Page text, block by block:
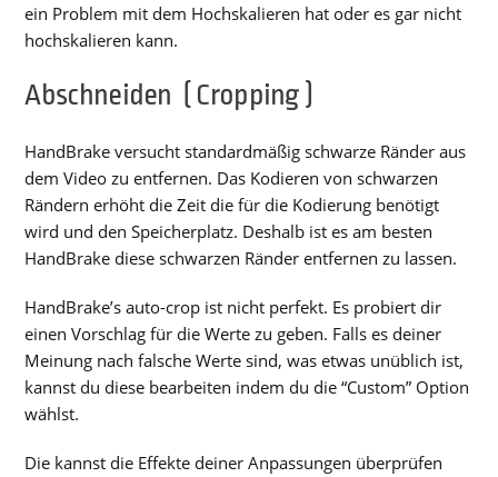
ein Problem mit dem Hochskalieren hat oder es gar nicht
hochskalieren kann.
Abschneiden (Cropping)
HandBrake versucht standardmäßig schwarze Ränder aus
dem Video zu entfernen. Das Kodieren von schwarzen
Rändern erhöht die Zeit die für die Kodierung benötigt
wird und den Speicherplatz. Deshalb ist es am besten
HandBrake diese schwarzen Ränder entfernen zu lassen.
HandBrake’s auto-crop ist nicht perfekt. Es probiert dir
einen Vorschlag für die Werte zu geben. Falls es deiner
Meinung nach falsche Werte sind, was etwas unüblich ist,
kannst du diese bearbeiten indem du die “Custom” Option
wählst.
Die kannst die Effekte deiner Anpassungen überprüfen